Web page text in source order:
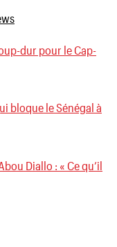
dur pour le Cap-
bloque le Sénégal à
Diallo : « Ce qu’il